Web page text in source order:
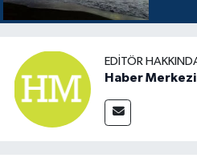
EDITÖR
Haber Merkezi